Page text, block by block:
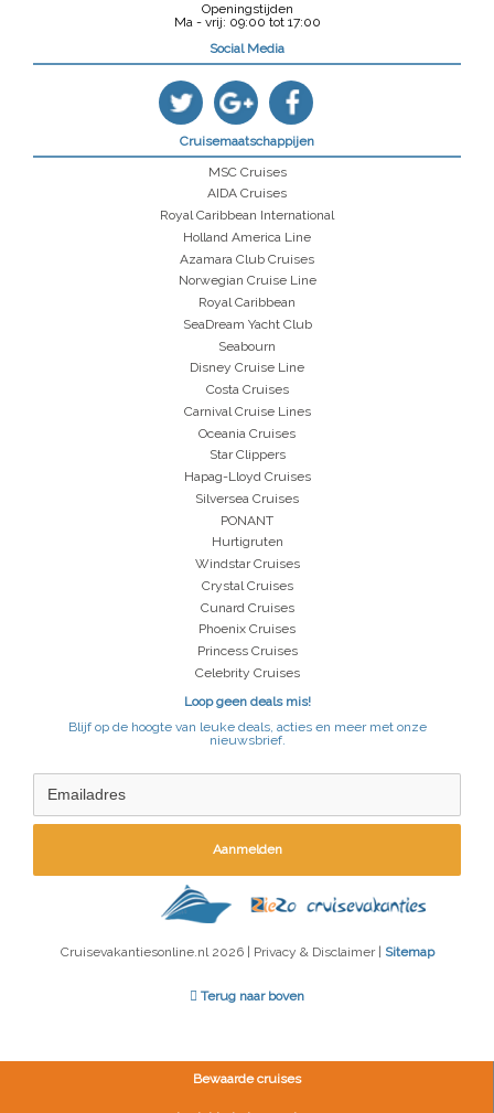
Openingstijden
Ma - vrij: 09:00 tot 17:00
Social Media
Cruisemaatschappijen
MSC Cruises
AIDA Cruises
Royal Caribbean International
Holland America Line
Azamara Club Cruises
Norwegian Cruise Line
Royal Caribbean
SeaDream Yacht Club
Seabourn
Disney Cruise Line
Costa Cruises
Carnival Cruise Lines
Oceania Cruises
Star Clippers
Hapag-Lloyd Cruises
Silversea Cruises
PONANT
Hurtigruten
Windstar Cruises
Crystal Cruises
Cunard Cruises
Phoenix Cruises
Princess Cruises
Celebrity Cruises
Loop geen deals mis!
Blijf op de hoogte van leuke deals, acties en meer met onze
nieuwsbrief.
Aanmelden
Cruisevakantiesonline.nl 2026 | Privacy & Disclaimer | Sitemap
Terug naar boven
Bewaarde cruises